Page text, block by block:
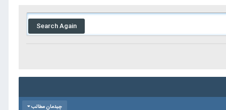
Search Again
چیدمان مطالب